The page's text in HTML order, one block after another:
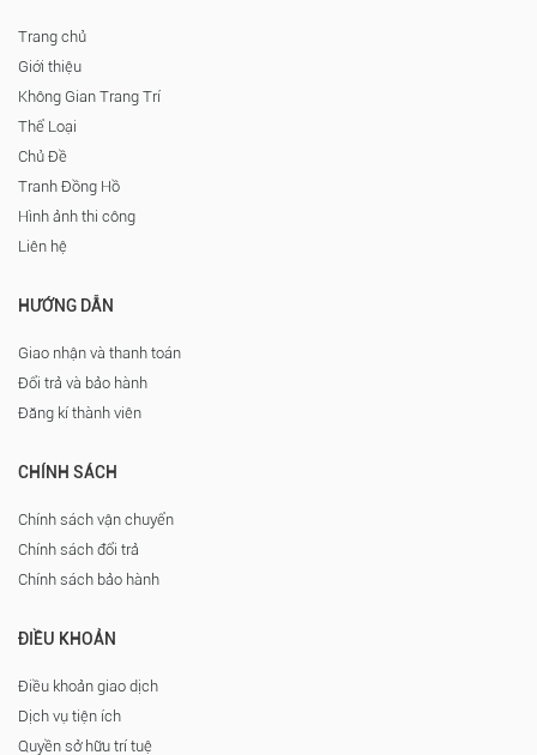
Trang chủ
Giới thiệu
Không Gian Trang Trí
Thể Loại
Chủ Đề
Tranh Đồng Hồ
Hình ảnh thi công
Liên hệ
HƯỚNG DẪN
Giao nhận và thanh toán
Đổi trả và bảo hành
Đăng kí thành viên
CHÍNH SÁCH
Chính sách vận chuyển
Chính sách đổi trả
Chính sách bảo hành
ĐIỀU KHOẢN
Điều khoản giao dịch
Dịch vụ tiện ích
Quyền sở hữu trí tuệ